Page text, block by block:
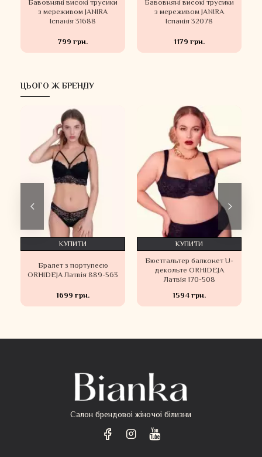
Бавовняні високі трусики
з мереживом JANIRA
Іспанія 31688
799 грн.
Бавовняні високі трусики
з мереживом JANIRA
Іспанія 32078
1179 грн.
ЦЬОГО Ж БРЕНДУ
Бралет з портупеєю
ORHIDEJA Латвія 889-563
1699 грн.
КУПИТИ
Бюстгальтер балконет U-
декольте ORHIDEJA
Латвія 170-508
1594 грн.
КУПИТИ
Салон брендовоі жіночоі білизни